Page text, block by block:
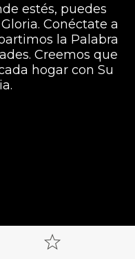
estés, puedes
Conéctate a
la Palabra
Creemos que
hogar con Su